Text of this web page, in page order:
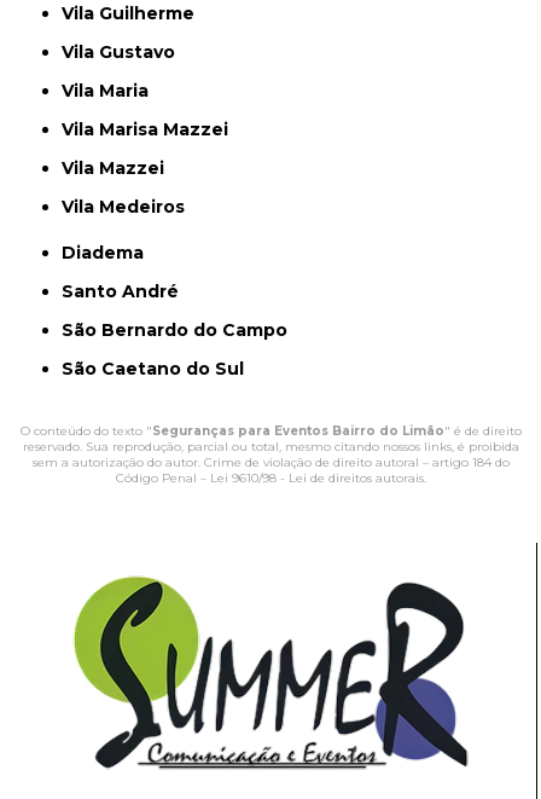
Vila Guilherme
Vila Gustavo
Vila Maria
Vila Marisa Mazzei
Vila Mazzei
Vila Medeiros
Diadema
Santo André
São Bernardo do Campo
São Caetano do Sul
O conteúdo do texto "Seguranças para Eventos Bairro do Limão" é de direito
reservado. Sua reprodução, parcial ou total, mesmo citando nossos links, é proibida
sem a autorização do autor. Crime de violação de direito autoral – artigo 184 do
Código Penal – Lei 9610/98 - Lei de direitos autorais.